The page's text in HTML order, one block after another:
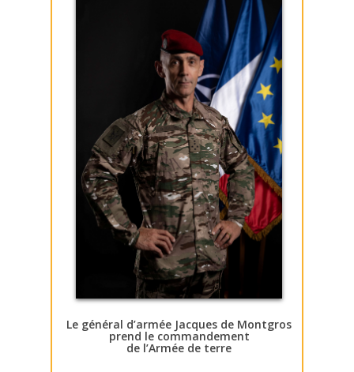
Le général d’armée Jacques de Montgros
prend le commandement
de l’Armée de terre